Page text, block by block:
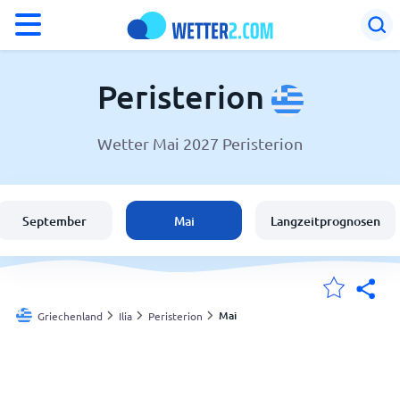
Wetter in Peristerion
Schweiz
Deutschland
Peristerion
Wetter Mai 2027 Peristerion
September Mai Langzeitprognosen
Griechenland Ilia Peristerion Mai